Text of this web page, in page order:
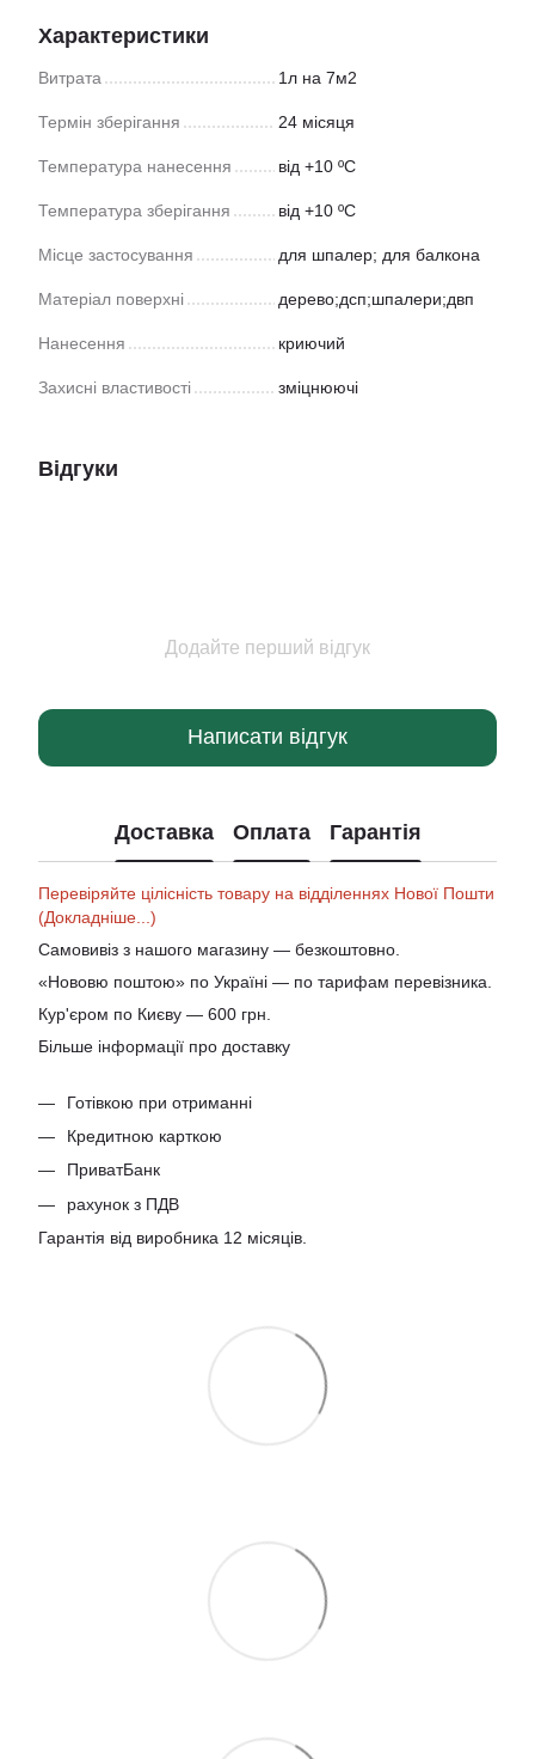
Характеристики
Витрата 1л на 7м2
Термін зберігання 24 місяця
Температура нанесення від +10 ºС
Температура зберігання від +10 ºС
Місце застосування для шпалер; для балкона
Матеріал поверхні дерево;дсп;шпалери;двп
Нанесення криючий
Захисні властивості зміцнюючі
Відгуки
Додайте перший відгук
Написати відгук
Доставка Оплата Гарантія
Перевіряйте цілісність товару на відділеннях Нової Пошти
(Докладніше...)
Самовивіз з нашого магазину — безкоштовно.
«Нововю поштою» по Україні — по тарифам перевізника.
Кур'єром по Києву — 600 грн.
Більше інформації про доставку
Готівкою при отриманні
Кредитною карткою
ПриватБанк
рахунок з ПДВ
Гарантія від виробника 12 місяців.